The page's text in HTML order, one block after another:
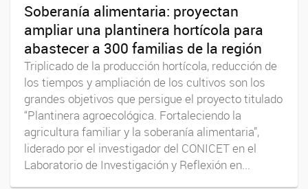
Soberanía alimentaria: proyectan
ampliar una plantinera hortícola para
abastecer a 300 familias de la región
Triplicado de la producción hortícola, reducción de
los tiempos y ampliación de los cultivos son los
grandes objetivos que persigue el proyecto titulado
“Plantinera agroecológica. Fortaleciendo la
agricultura familiar y la soberanía alimentaria”,
liderado por el investigador del CONICET en el
Laboratorio de Investigación y Reflexión en...